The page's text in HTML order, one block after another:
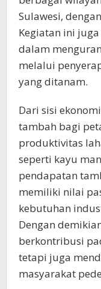
Sulawesi,
Kegiatan ini
dalam
melalui
yang ditanam.
Dari sisi
tambah bagi
produktivitas
seperti kayu
pendapatan
memiliki nilai
kebutuhan
Dengan
berkontribusi
tetapi juga
masyarakat